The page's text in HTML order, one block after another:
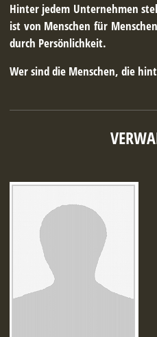
Hinter jedem Unternehmen
ist von Menschen für
durch Persönlichkeit.
Wer sind die Menschen, die